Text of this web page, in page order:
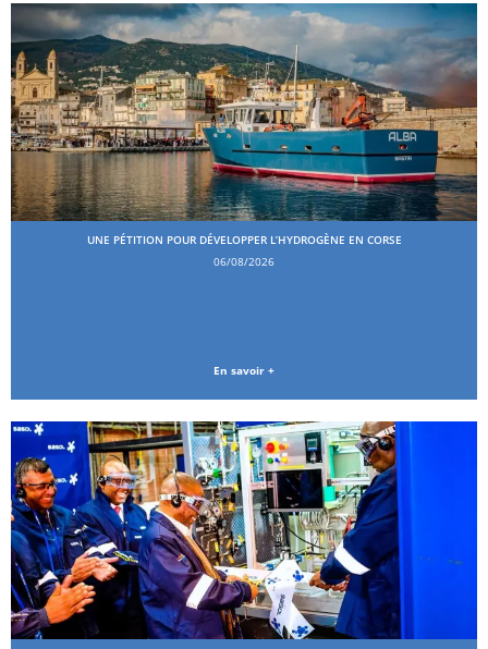
UNE PÉTITION POUR DÉVELOPPER L’HYDROGÈNE EN CORSE
06/08/2026
En savoir +